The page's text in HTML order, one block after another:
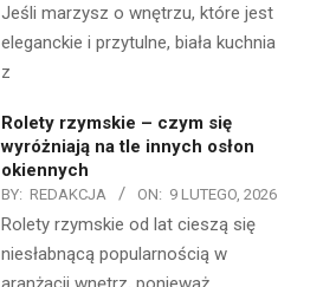
Jeśli marzysz o wnętrzu, które jest
eleganckie i przytulne, biała kuchnia
z
Rolety rzymskie – czym się
wyróżniają na tle innych osłon
okiennych
BY: REDAKCJA ON: 9 LUTEGO, 2026
Rolety rzymskie od lat cieszą się
niesłabnącą popularnością w